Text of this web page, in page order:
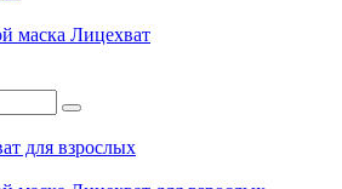
маска Лицехват